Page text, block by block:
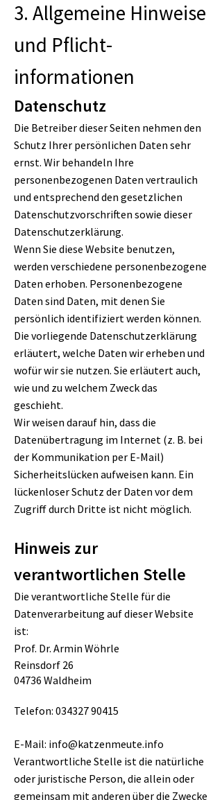
3. Allgemeine Hinweise
und Pflicht­
informationen
Datenschutz
Die Betreiber dieser Seiten nehmen den
Schutz Ihrer persönlichen Daten sehr
ernst. Wir behandeln Ihre
personenbezogenen Daten vertraulich
und entsprechend den gesetzlichen
Datenschutzvorschriften sowie dieser
Datenschutzerklärung.
Wenn Sie diese Website benutzen,
werden verschiedene personenbezogene
Daten erhoben. Personenbezogene
Daten sind Daten, mit denen Sie
persönlich identifiziert werden können.
Die vorliegende Datenschutzerklärung
erläutert, welche Daten wir erheben und
wofür wir sie nutzen. Sie erläutert auch,
wie und zu welchem Zweck das
geschieht.
Wir weisen darauf hin, dass die
Datenübertragung im Internet (z. B. bei
der Kommunikation per E-Mail)
Sicherheitslücken aufweisen kann. Ein
lückenloser Schutz der Daten vor dem
Zugriff durch Dritte ist nicht möglich.
Hinweis zur
verantwortlichen Stelle
Die verantwortliche Stelle für die
Datenverarbeitung auf dieser Website
ist:
Prof. Dr. Armin Wöhrle
Reinsdorf 26
04736 Waldheim
Telefon: 034327 90415
E-Mail: info@katzenmeute.info
Verantwortliche Stelle ist die natürliche
oder juristische Person, die allein oder
gemeinsam mit anderen über die Zwecke